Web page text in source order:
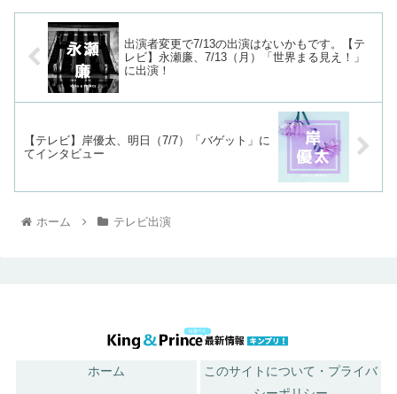
出演者変更で7/13の出演はないかもです。【テ
レビ】永瀬廉、7/13（月）「世界まる見え！」
に出演！
【テレビ】岸優太、明日（7/7）「バゲット」に
てインタビュー
ホーム テレビ出演
ホーム
このサイトについて・プライバ